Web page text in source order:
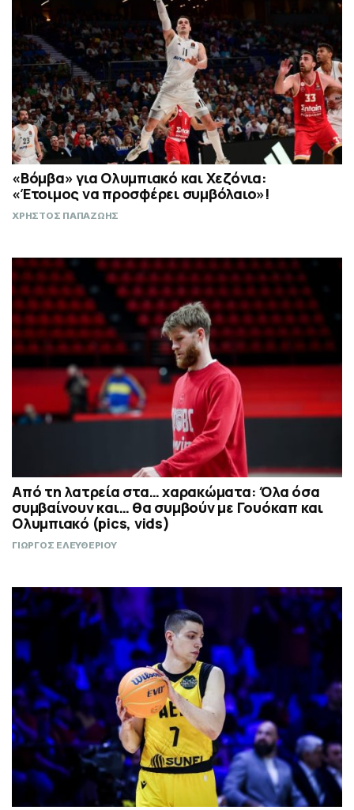
«Βόμβα» για Ολυμπιακό και Χεζόνια:
«Έτοιμος να προσφέρει συμβόλαιο»!
ΧΡΗΣΤΟΣ ΠΑΠΑΖΩΗΣ
Από τη λατρεία στα… χαρακώματα: Όλα όσα
συμβαίνουν και… θα συμβούν με Γουόκαπ και
Ολυμπιακό (pics, vids)
ΓΙΩΡΓΟΣ ΕΛΕΥΘΕΡΙΟΥ